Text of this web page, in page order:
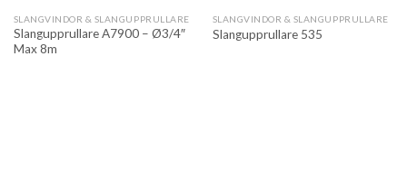
SLANGVINDOR & SLANGUPPRULLARE
Slangupprullare A7900 – Ø3/4″
Max 8m
SLANGVINDOR & SLANGUPPRULLARE
Slangupprullare 535